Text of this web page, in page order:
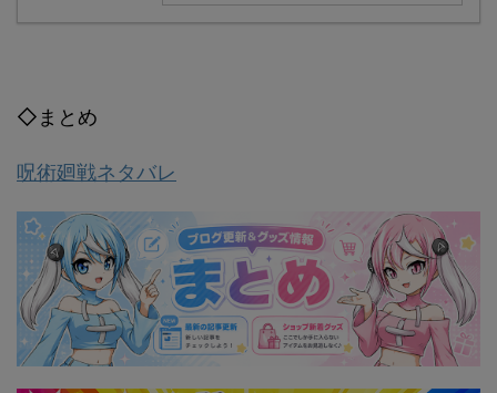
◇まとめ
呪術廻戦ネタバレ